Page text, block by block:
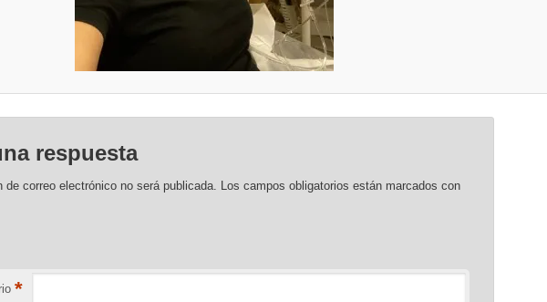
respuesta
de correo electrónico no será publicada. Los campos obligatorios están marcados con
*